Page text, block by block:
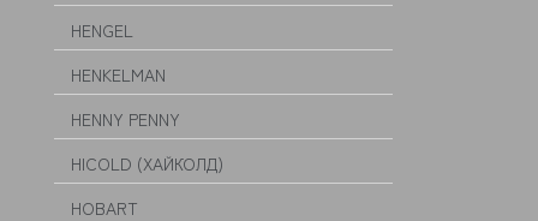
HENGEL
HENKELMAN
HENNY PENNY
HICOLD (ХАЙКОЛД)
HOBART